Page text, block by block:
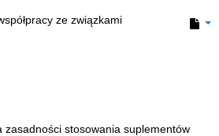
ze związkami
zasadności stosowania suplementów